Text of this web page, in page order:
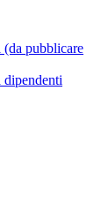
(da pubblicare